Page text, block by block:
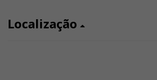
Localização